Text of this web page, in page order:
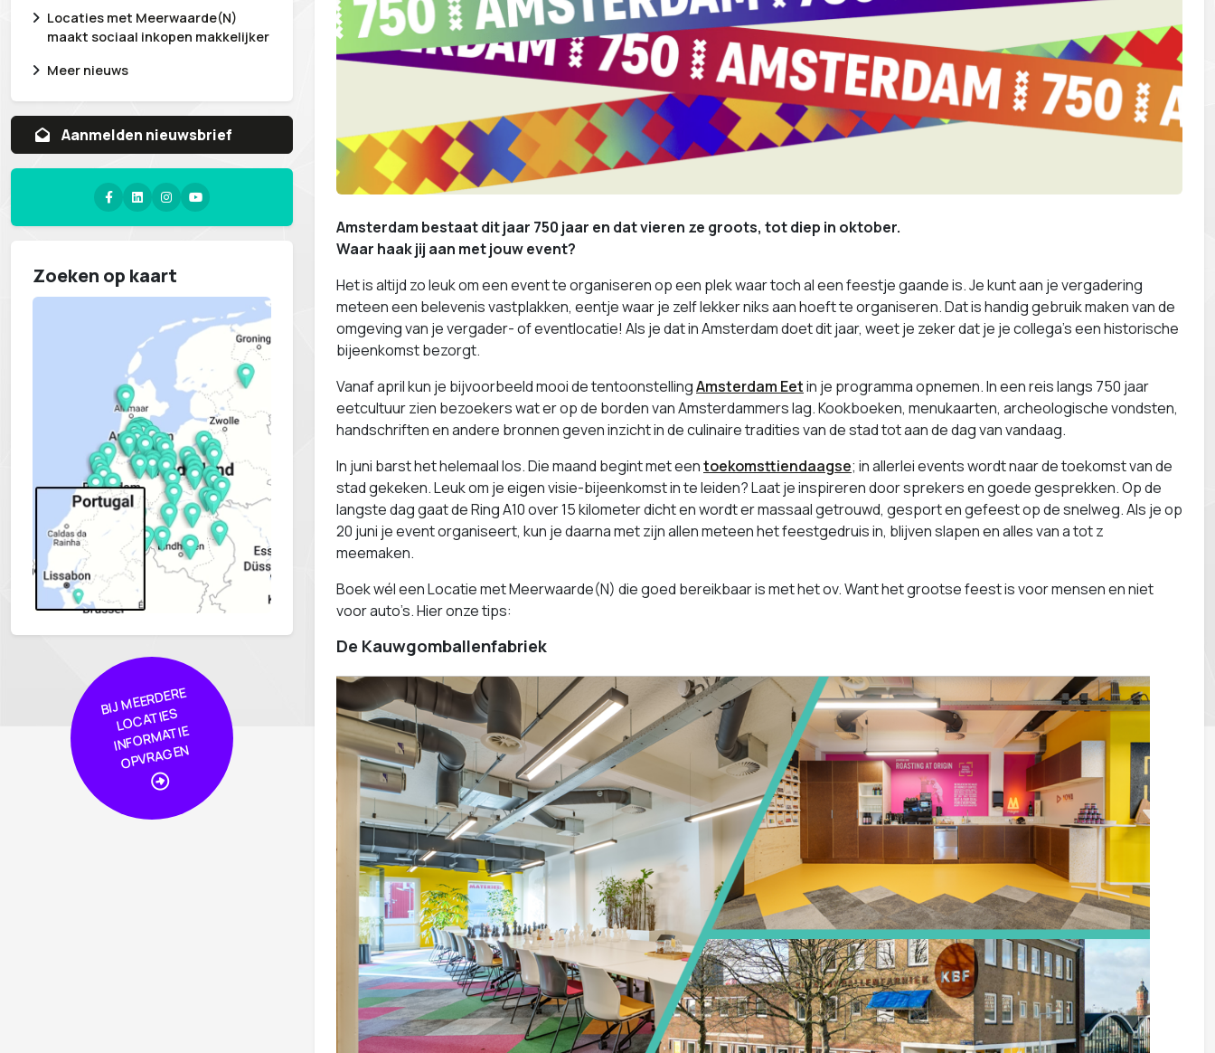
Locaties met Meerwaarde(N)
maakt sociaal inkopen makkelijker
Meer nieuws
Aanvragen whitepaper
Zoeken op kaart
BIJ
MEER
DERE
L
O
CA
TIE
S
I
NF
OR
MA
TIE
OPVRA
GE
N
Amsterdam bestaat dit jaar 750 jaar en dat vieren ze groots, tot diep in oktober.
Waar haak jij aan met jouw event?
Het is altijd zo leuk om een event te organiseren op een plek waar toch al een feestje gaande is. Je kunt aan je vergadering
meteen een belevenis vastplakken, eentje waar je zelf lekker niks aan hoeft te organiseren. Dat is handig gebruik maken van de
omgeving van je vergader- of eventlocatie! Als je dat in Amsterdam doet dit jaar, weet je zeker dat je je collega’s een historische
bijeenkomst bezorgt.
Vanaf april kun je bijvoorbeeld mooi de tentoonstellingAmsterdam Eetin je programma opnemen. In een reis langs 750 jaar
eetcultuur zien bezoekers wat er op de borden van Amsterdammers lag. Kookboeken, menukaarten, archeologische vondsten,
handschriften en andere bronnen geven inzicht in de culinaire tradities van de stad tot aan de dag van vandaag.
In juni barst het helemaal los. Die maand begint met eentoekomsttiendaagse; in allerlei events wordt naar de toekomst van de
stad gekeken. Leuk om je eigen visie-bijeenkomst in te leiden? Laat je inspireren door sprekers en goede gesprekken. Op de
langste dag gaat de Ring A10 over 15 kilometer dicht en wordt er massaal getrouwd, gesport en gefeest op de snelweg. Als je op
20 juni je event organiseert, kun je daarna met zijn allen meteen het feestgedruis in, blijven slapen en alles van a tot z
meemaken.
Boek wél een Locatie met Meerwaarde(N) die goed bereikbaar is met het ov. Want het grootse feest is voor mensen en niet
voor auto’s. Hier onze tips:
De Kauwgomballenfabriek